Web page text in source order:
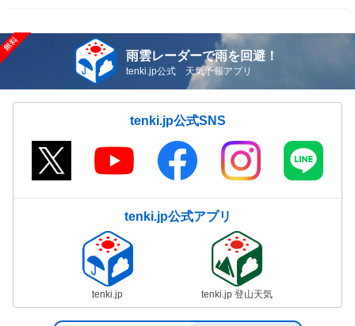
雨雲レーダーで雨を回避！
tenki.jp公式 天気予報アプリ
tenki.jp公式SNS
tenki.jp公式アプリ
tenki.jp tenki.jp 登山天気